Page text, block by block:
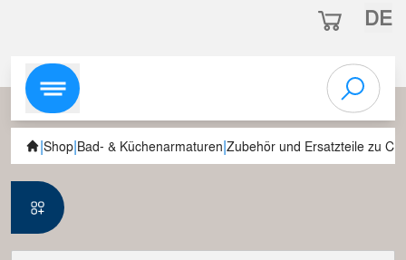
DE
|Shop|Bad- & Küchenarmaturen|Zubehör und Ersatzteile zu